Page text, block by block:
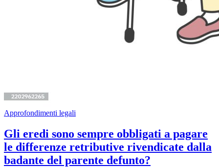
Approfondimenti legali
Gli eredi sono sempre obbligati a pagare
le differenze retributive rivendicate dalla
badante del parente defunto?